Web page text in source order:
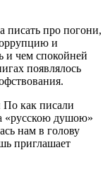
писать про погони,
и
и чем спокойней
появлялось
как писали
«русскою душою»
нам в голову
приглашает